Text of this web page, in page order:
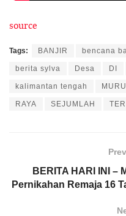
source
Tags: BANJIR bencana
berita sylva Desa DI
kalimantan tengah
RAYA SEJUMLAH
BERITA HARI INI –
Pernikahan Remaja 16